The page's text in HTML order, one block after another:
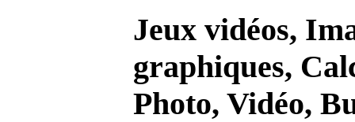
Jeux vidéos,
graphiques,
Photo, Vidéo,